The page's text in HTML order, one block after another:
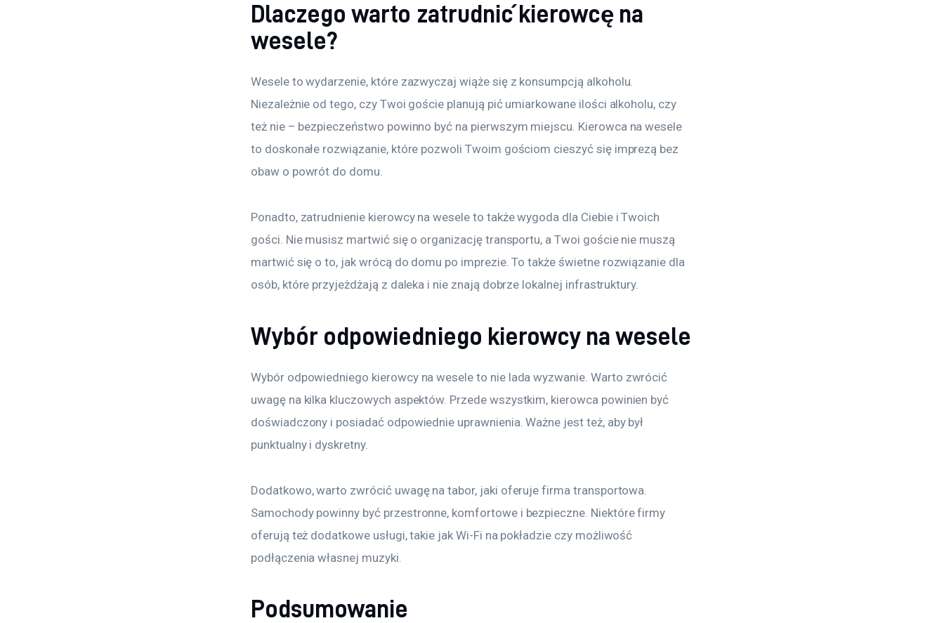
Dlaczego warto zatrudnić kierowcę na
wesele?
Wesele to wydarzenie, które zazwyczaj wiąże się z konsumpcją alkoholu.
Niezależnie od tego, czy Twoi goście planują pić umiarkowane ilości alkoholu, czy
też nie – bezpieczeństwo powinno być na pierwszym miejscu. Kierowca na wesele
to doskonałe rozwiązanie, które pozwoli Twoim gościom cieszyć się imprezą bez
obaw o powrót do domu.
Ponadto, zatrudnienie kierowcy na wesele to także wygoda dla Ciebie i Twoich
gości. Nie musisz martwić się o organizację transportu, a Twoi goście nie muszą
martwić się o to, jak wrócą do domu po imprezie. To także świetne rozwiązanie dla
osób, które przyjeżdżają z daleka i nie znają dobrze lokalnej infrastruktury.
Wybór odpowiedniego kierowcy na wesele
Wybór odpowiedniego kierowcy na wesele to nie lada wyzwanie. Warto zwrócić
uwagę na kilka kluczowych aspektów. Przede wszystkim, kierowca powinien być
doświadczony i posiadać odpowiednie uprawnienia. Ważne jest też, aby był
punktualny i dyskretny.
Dodatkowo, warto zwrócić uwagę na tabor, jaki oferuje firma transportowa.
Samochody powinny być przestronne, komfortowe i bezpieczne. Niektóre firmy
oferują też dodatkowe usługi, takie jak Wi-Fi na pokładzie czy możliwość
podłączenia własnej muzyki.
Podsumowanie